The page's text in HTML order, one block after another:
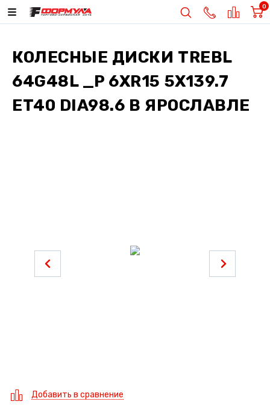
0
КОЛЕСНЫЕ ДИСКИ TREBL
64G48L _P 6XR15 5X139.7
ET40 DIA98.6 В ЯРОСЛАВЛЕ
Добавить в сравнение